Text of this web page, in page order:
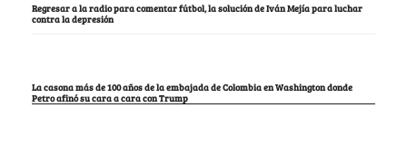
Regresar a la radio para comentar fútbol, la solución de Iván Mejía para luchar
contra la depresión
La casona más de 100 años de la embajada de Colombia en Washington donde
Petro afinó su cara a cara con Trump